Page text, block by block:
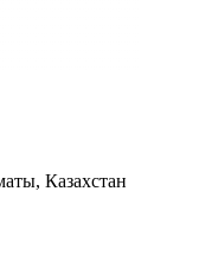
Казахстан